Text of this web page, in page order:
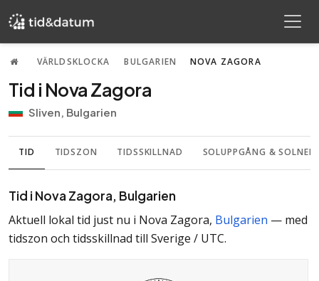
VÄRLDSKLOCKA BULGARIEN NOVA ZAGORA
Tid i Nova Zagora
Sliven, Bulgarien
TID TIDSZON TIDSSKILLNAD SOLUPPGÅNG &
Tid i Nova Zagora, Bulgarien
Aktuell lokal tid just nu i Nova Zagora, Bulgarien — med
tidszon och tidsskillnad till Sverige / UTC.